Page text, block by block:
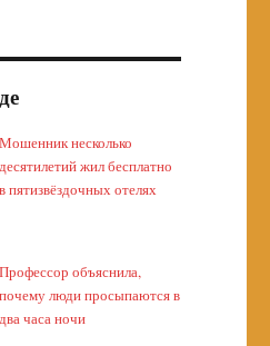
Мошенник несколько
десятилетий жил бесплатно
в пятизвёздочных отелях
Профессор объяснила,
почему люди просыпаются в
два часа ночи